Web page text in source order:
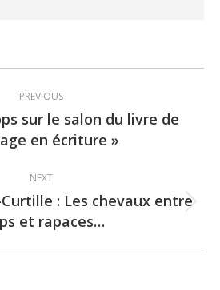
PREVIOUS
Previous
post:
sur le salon du livre de
en écriture »
NEXT
Next
post:
: Les chevaux entre
et rapaces…